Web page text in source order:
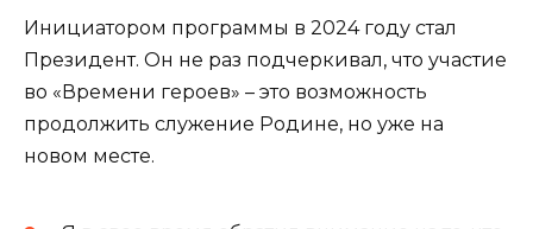
Инициатором программы в 2024 году стал
Президент. Он не раз подчеркивал, что участие
во «Времени героев» – это возможность
продолжить служение Родине, но уже на
новом месте.